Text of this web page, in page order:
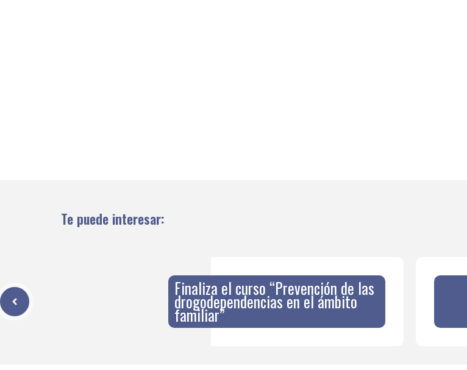
Te puede interesar:
Finaliza el curso “Prevención de las
drogodependencias en el ámbito
familiar”